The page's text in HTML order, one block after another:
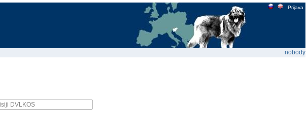
Prijava
nobody